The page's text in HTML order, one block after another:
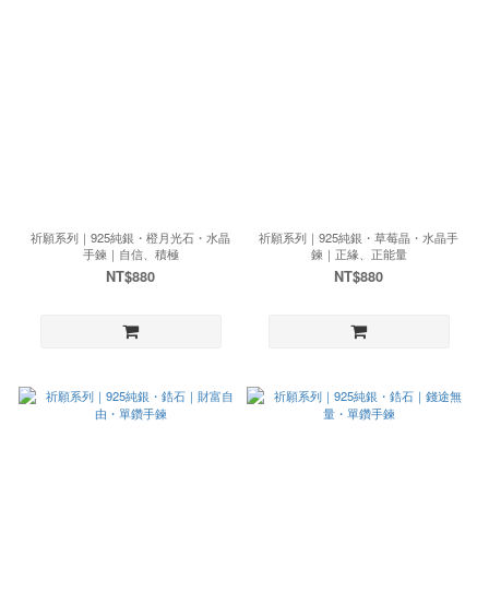
祈願系列｜925純銀・橙月光石・水晶
手鍊｜自信、積極
NT$880
祈願系列｜925純銀・草莓晶・水晶手
鍊｜正緣、正能量
NT$880